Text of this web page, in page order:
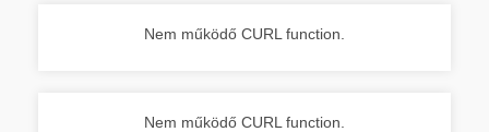
Nem működő CURL function.
Nem működő CURL function.